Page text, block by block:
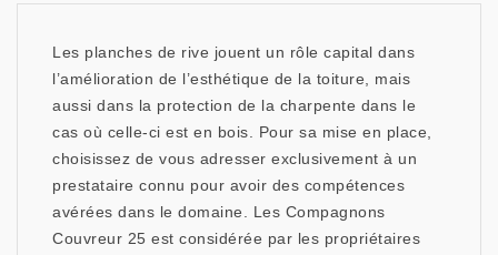
Les planches de rive jouent un rôle capital dans
l’amélioration de l’esthétique de la toiture, mais
aussi dans la protection de la charpente dans le
cas où celle-ci est en bois. Pour sa mise en place,
choisissez de vous adresser exclusivement à un
prestataire connu pour avoir des compétences
avérées dans le domaine. Les Compagnons
Couvreur 25 est considérée par les propriétaires